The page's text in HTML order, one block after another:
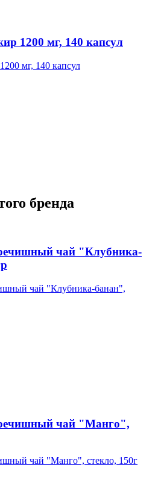
1200 мг, 140 капсул
бренда
чай "Клубника-
чай "Манго",